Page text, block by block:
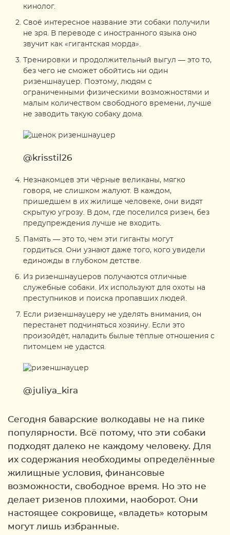
кинолог.
Своё интересное название эти собаки получили
не зря. В переводе с иностранного языка оно
звучит как «гигантская морда».
Тренировки и продолжительный выгул — это то,
без чего не сможет обойтись ни один
ризеншнауцер. Поэтому, людям с
ограниченными физическими возможностями и
малым количеством свободного времени, лучше
не заводить такую собаку дома.
@krisstil26
Незнакомцев эти чёрные великаны, мягко
говоря, не слишком жалуют. В каждом,
пришедшем в их жилище человеке, они видят
скрытую угрозу. В дом, где поселился ризен, без
предупреждения лучше не входить.
Память — это то, чем эти гиганты могут
гордиться. Они узнают даже того, кого увидели
единожды в глубоком детстве.
Из ризеншнауцеров получаются отличные
служебные собаки. Их используют для охоты на
преступников и поиска пропавших людей.
Если ризеншнауцеру не уделять внимания, он
перестанет подчиняться хозяину. Если это
произойдёт, наладить былые тёплые отношения с
питомцем не удастся.
@juliya_kira
Сегодня баварские волкодавы не на пике
популярности. Всё потому, что эти собаки
подходят далеко не каждому человеку. Для
их содержания необходимы определённые
жилищные условия, финансовые
возможности, свободное время. Но это не
делает ризенов плохими, наоборот. Они
настоящее сокровище, «владеть» которым
могут лишь избранные.